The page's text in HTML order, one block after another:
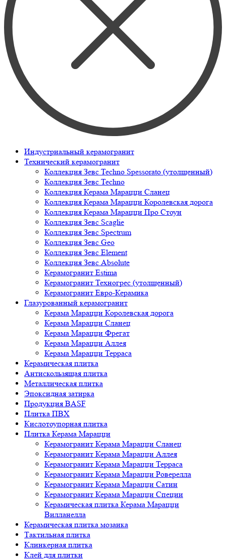
Индустриальный керамогранит
Технический керамогранит
Коллекция Зевс Techno Spessorato (утолщенный)
Коллекция Зевс Techno
Коллекция Керама Марацци Сланец
Коллекция Керама Марацци Королевская дорога
Коллекция Керама Марацци Про Стоун
Коллекция Зевс Scaglie
Коллекция Зевс Spectrum
Коллекция Зевс Geo
Коллекция Зевс Element
Коллекция Зевс Absolute
Керамогранит Estima
Керамогранит Техногрес (утолщенный)
Керамогранит Евро-Керамика
Глазурованный керамогранит
Керама Марацци Королевская дорога
Керама Марацци Сланец
Керама Марацци Фрегат
Керама Марацци Аллея
Керама Марацци Терраса
Керамическая плитка
Антискользящая плитка
Металлическая плитка
Эпоксидная затирка
Продукция BASF
Плитка ПВХ
Кислотоупорная плитка
Плитка Керама Марацци
Керамогранит Керама Марацци Сланец
Керамогранит Керама Марацци Аллея
Керамогранит Керама Марацци Терраса
Керамогранит Керама Марацци Роверелла
Керамогранит Керама Марацци Сатин
Керамогранит Керама Марацци Специи
Керамическая плитка Керама Марацци
Вилланелла
Керамическая плитка мозаика
Тактильная плитка
Клинкерная плитка
Клей для плитки